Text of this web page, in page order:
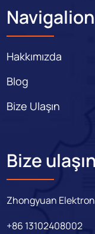
Navigalion
Hakkımızda
Blog
Bize Ulaşın
Bize ulaşın
Zhongyuan
+86 13102408002